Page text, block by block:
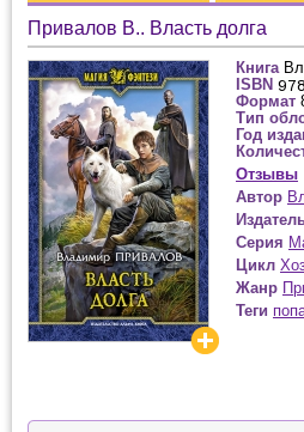
Привалов В.. Власть долга
Книга
ISBN
Формат
Тип
Год
Отзывы
Автор
Серия
Цикл
Жанр
Теги